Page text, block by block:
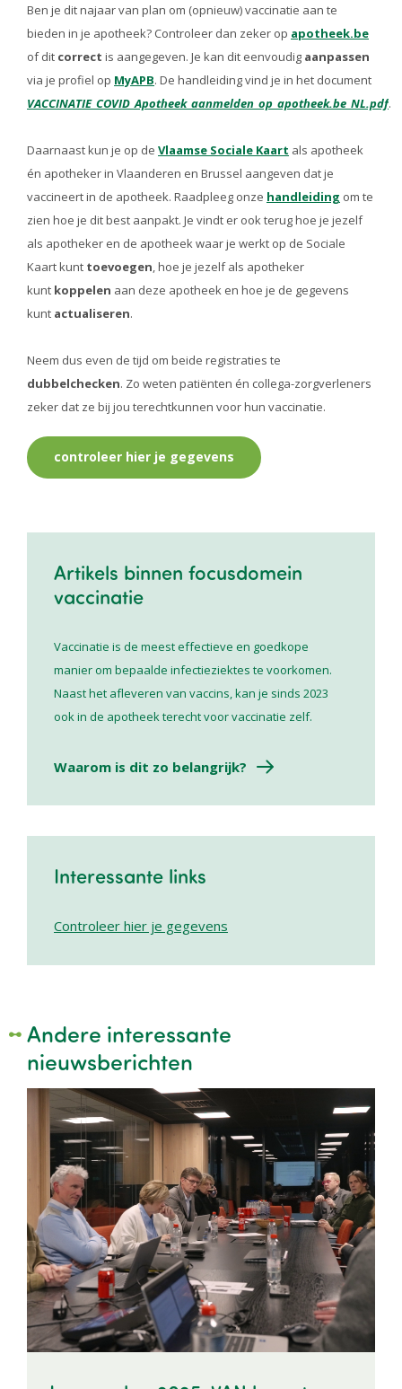
Ben je dit najaar van plan om (opnieuw) vaccinatie aan te
bieden in je apotheek? Controleer dan zeker op apotheek.be
of dit correct is aangegeven. Je kan dit eenvoudig aanpassen
via je profiel op MyAPB. De handleiding vind je in het document
VACCINATIE_COVID_Apotheek_aanmelden_op_apotheek.be_NL.pdf.
Daarnaast kun je op de Vlaamse Sociale Kaart als apotheek
én apotheker in Vlaanderen en Brussel aangeven dat je
vaccineert in de apotheek. Raadpleeg onze handleiding om te
zien hoe je dit best aanpakt. Je vindt er ook terug hoe je jezelf
als apotheker en de apotheek waar je werkt op de Sociale
Kaart kunt toevoegen, hoe je jezelf als apotheker
kunt koppelen aan deze apotheek en hoe je de gegevens
kunt actualiseren.
Neem dus even de tijd om beide registraties te
dubbelchecken. Zo weten patiënten én collega-zorgverleners
zeker dat ze bij jou terechtkunnen voor hun vaccinatie.
controleer hier je gegevens
Artikels binnen focusdomein
vaccinatie
Vaccinatie is de meest effectieve en goedkope
manier om bepaalde infectieziektes te voorkomen.
Naast het afleveren van vaccins, kan je sinds 2023
ook in de apotheek terecht voor vaccinatie zelf.
Waarom is dit zo belangrijk?
Interessante links
Controleer hier je gegevens
Andere interessante
nieuwsberichten